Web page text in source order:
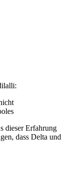
dieser Erfahrung
dass Delta und